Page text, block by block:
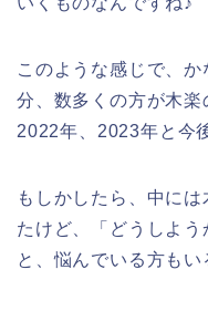
このような感じで、
分、数多くの方が木楽
2022年、2023年と今
もしかしたら、中に
たけど、「どうしよう
と、悩んでいる方もい